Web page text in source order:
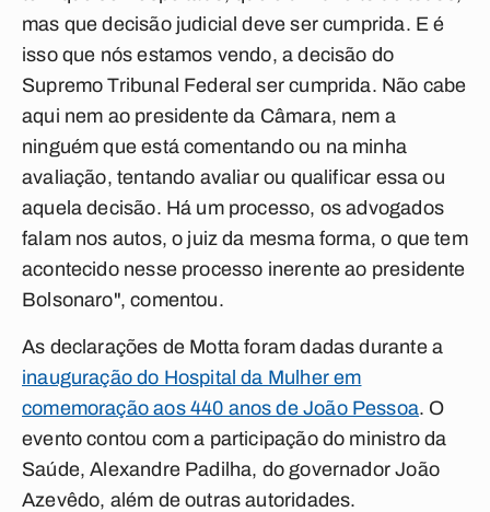
mas que decisão judicial deve ser cumprida. E é
isso que nós estamos vendo, a decisão do
Supremo Tribunal Federal ser cumprida. Não cabe
aqui nem ao presidente da Câmara, nem a
ninguém que está comentando ou na minha
avaliação, tentando avaliar ou qualificar essa ou
aquela decisão. Há um processo, os advogados
falam nos autos, o juiz da mesma forma, o que tem
acontecido nesse processo inerente ao presidente
Bolsonaro", comentou.
As declarações de Motta foram dadas durante a
inauguração do Hospital da Mulher em
comemoração aos 440 anos de João Pessoa. O
evento contou com a participação do ministro da
Saúde, Alexandre Padilha, do governador João
Azevêdo, além de outras autoridades.